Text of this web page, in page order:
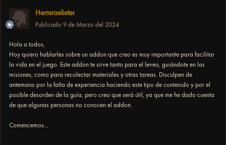
Herreraelieter
Publicado 9 de Marzo del 2024
Hola a todos,
Hoy quiero hablarles sobre un addon que creo es muy importante para facilitar
la vida en el juego. Este addon te sirve tanto para el leveo, guiándote en las
misiones, como para recolectar materiales y otras tareas. Disculpen de
antemano por la falta de experiencia haciendo este tipo de contenido y por el
posible desorden de la guía, pero creo que será útil, ya que me he dado cuenta
de que algunas personas no conocen el addon.
Comencemos...